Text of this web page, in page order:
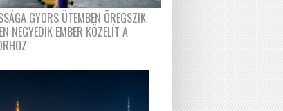
GYORS ÜTEMBEN ÖREGSZIK:
NEGYEDIK EMBER KÖZELÍT A